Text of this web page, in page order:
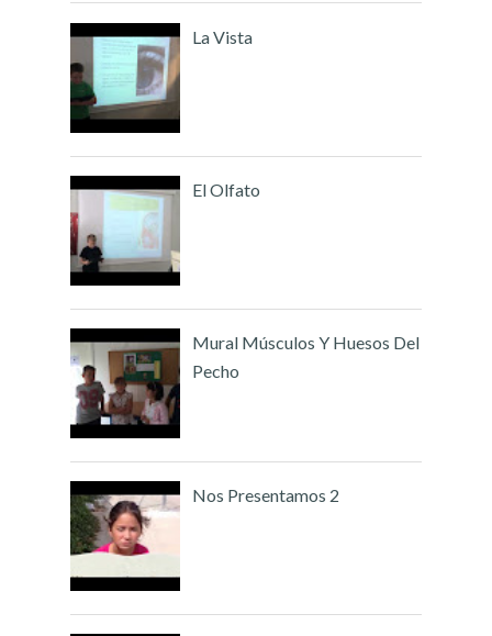
La Vista
El Olfato
Mural Músculos Y Huesos Del
Pecho
Nos Presentamos 2